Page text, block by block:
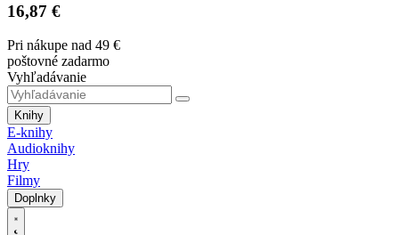
16,87 €
Pri nákupe nad 49 €
poštovné zadarmo
Vyhľadávanie
Knihy
E-knihy
Audioknihy
Hry
Filmy
Doplnky